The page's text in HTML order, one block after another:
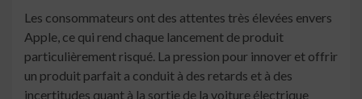
Les consommateurs ont des attentes très élevées envers
Apple, ce qui rend chaque lancement de produit
particulièrement risqué. La pression pour innover et offrir
un produit parfait a conduit à des retards et à des
incertitudes quant à la sortie de la voiture électrique